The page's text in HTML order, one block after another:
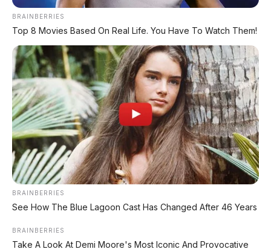
✔ GRATIS BALIK NAMA
CEK UNIT SEKARANG
PROMO MINGGU INI
KREDIT MOTOR
100RBNETT
BRAINBERRIES
Top 8 Movies Based On Real Life. You Have To Watch Them!
BRAINBERRIES
See How The Blue Lagoon Cast Has Changed After 46 Years
BRAINBERRIES
Take A Look At Demi Moore's Most Iconic And Provocative